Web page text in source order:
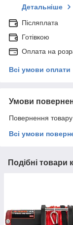
Детальніше
Післяплата
Готівкою
Оплата на
Всі умови оплати
Умови
Повернення
Всі умови
Подібні товари